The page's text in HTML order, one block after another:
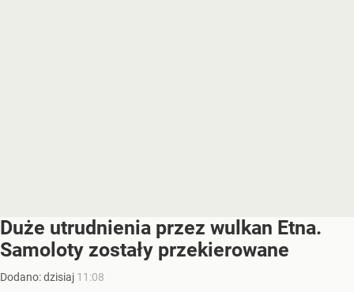
Duże utrudnienia przez wulkan Etna.
Samoloty zostały przekierowane
Dodano:dzisiaj 11:08